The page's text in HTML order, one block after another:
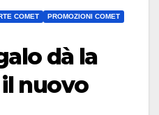
COMET
PROMOZIONI COMET
dà la
nuovo